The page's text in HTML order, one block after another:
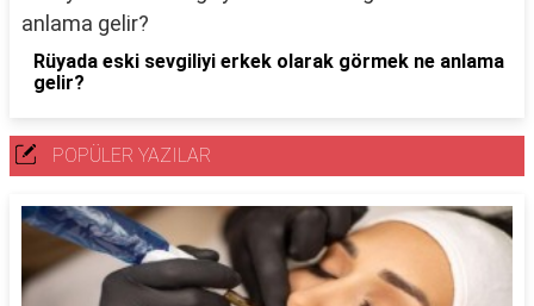
Rüyada eski sevgiliyi erkek olarak görmek ne anlama
gelir?
POPÜLER YAZILAR